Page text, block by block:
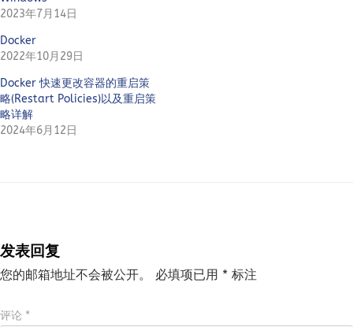
2023年7月14日
Docker
2022年10月29日
Docker 快速更改容器的重启策
略(Restart Policies)以及重启策
略详解
2024年6月12日
发表回复
您的邮箱地址不会被公开。 必填项已用 * 标注
评论 *